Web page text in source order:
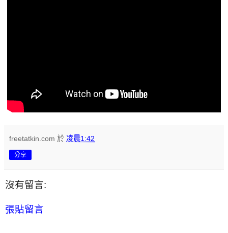
freetatkin.com 於 凌晨1:42
分享
沒有留言:
張貼留言